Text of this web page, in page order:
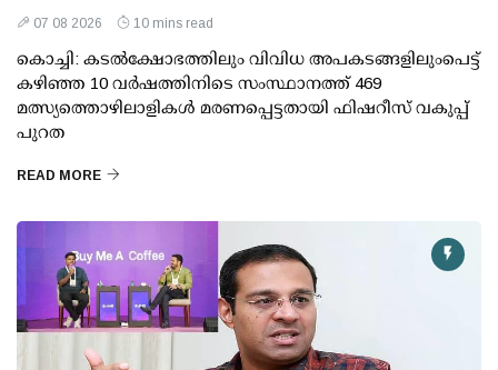
07 08 2026 10 mins read
കൊച്ചി: കടല്‍ക്ഷോഭത്തിലും വിവിധ അപകടങ്ങളിലുംപെട്ട്
കഴിഞ്ഞ 10 വര്‍ഷത്തിനിടെ സംസ്ഥാനത്ത് 469
മത്സ്യത്തൊഴിലാളികള്‍ മരണപ്പെട്ടതായി ഫിഷറീസ് വകുപ്പ്
പുറത
READ MORE